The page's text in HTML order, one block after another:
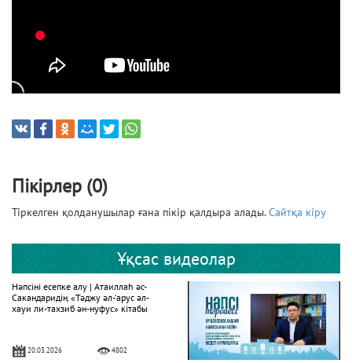
Пікірлер (0)
Тіркелген қолданушылар ғана пікір қалдыра алады.Сайтқа кіру
Ұқсас видеолар
Нәпсіні есепке алу | Атаиллаһ әс-
Сакандаридің «Тәджу әл-‘арус әл-
хауи ли-тахзиб ән-нуфус» кітабы
20.03.2026 4802